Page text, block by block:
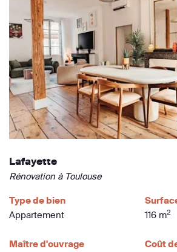
Lafayette
Rénovation à Toulouse
Type de bien
Appartement
116 m2
Maître d'ouvrage
Coût